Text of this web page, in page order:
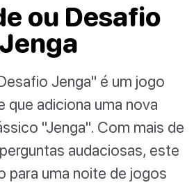
ou Desafio
Jenga
Jenga" é um jogo
que adiciona uma nova
"Jenga". Com mais de
audaciosas, este
para uma noite de jogos